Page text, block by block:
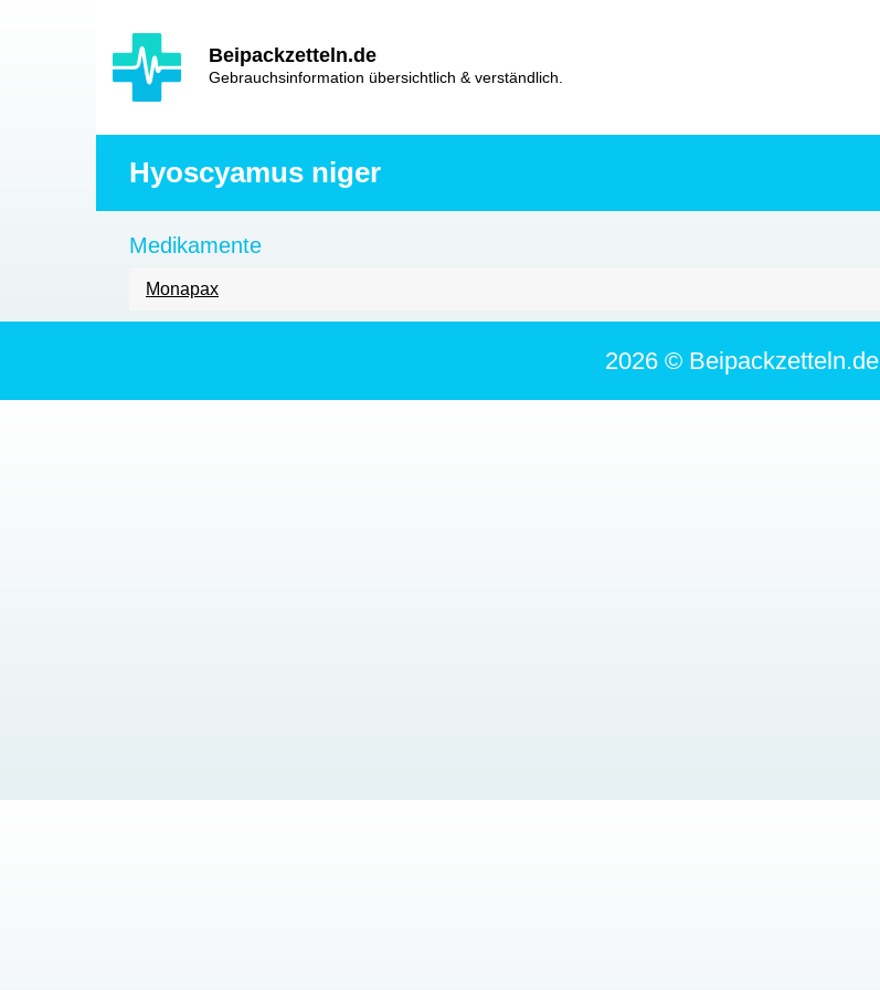
Beipackzetteln.de
Gebrauchsinformation übersichtlich & verständlich.
Hlavní
navigace
Hyoscyamus niger
Medikamente
Monapax
2026 © Beipackzetteln.de